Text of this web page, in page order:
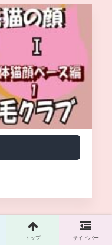
トップ サイドバー